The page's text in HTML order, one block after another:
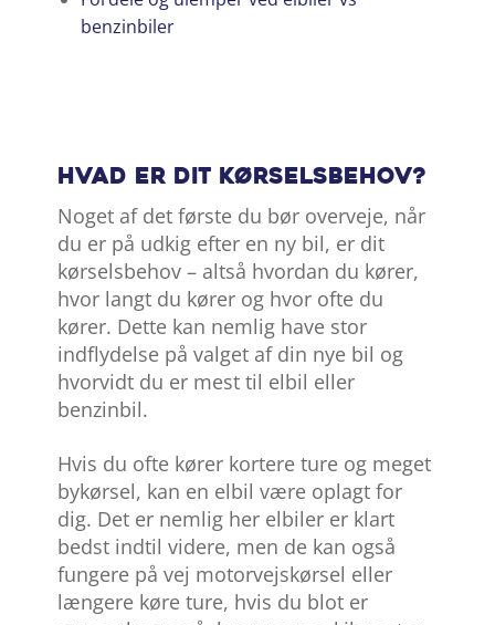
benzinbiler
Hvad er dit kørselsbehov?
Noget af det første du bør overveje, når
du er på udkig efter en ny bil, er dit
kørselsbehov – altså hvordan du kører,
hvor langt du kører og hvor ofte du
kører. Dette kan nemlig have stor
indflydelse på valget af din nye bil og
hvorvidt du er mest til elbil eller
benzinbil.
Hvis du ofte kører kortere ture og meget
bykørsel, kan en elbil være oplagt for
dig. Det er nemlig her elbiler er klart
bedst indtil videre, men de kan også
fungere på vej motorvejskørsel eller
længere køre ture, hvis du blot er